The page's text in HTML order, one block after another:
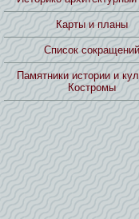
Карты и планы
Список сокращений
Памятники истории и
Костромы